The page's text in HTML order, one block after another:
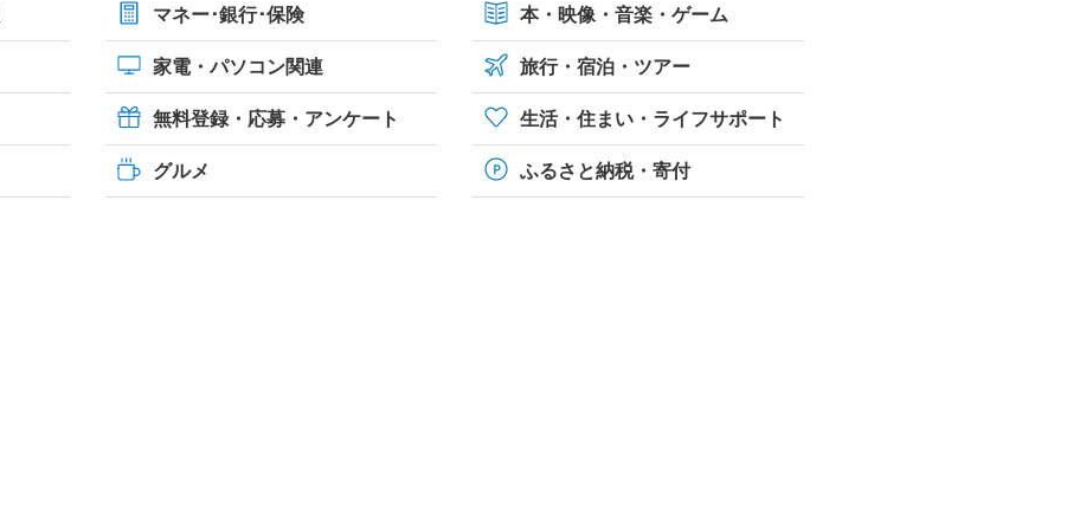
マネー･銀行･保険 本・映像・ 音楽・ゲーム
家電・パソコン関連
旅行・宿泊・ツアー
無料登録・応募・アンケート
生活・住まい・ライフサポート
グルメ ふるさと納税・寄付